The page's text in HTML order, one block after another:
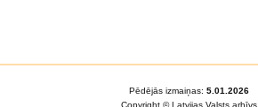
Pēdējās izmaiņas: 5.01.2026
Copyright © Latvijas Valsts arhīvs